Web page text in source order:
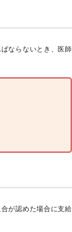
ならないとき、医師
が認めた場合に支給